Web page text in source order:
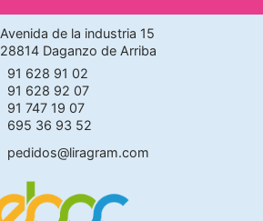
Avenida de la industria 15
28814 Daganzo de Arriba
91 628 91 02
91 628 92 07
91 747 19 07
695 36 93 52
pedidos@liragram.com